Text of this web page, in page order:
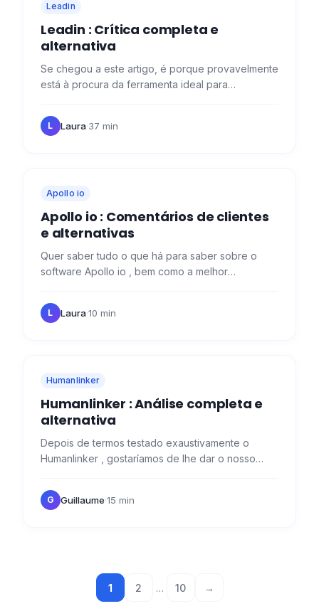
Leadin
Leadin : Crítica completa e
alternativa
Se chegou a este artigo, é porque provavelmente
está à procura da ferramenta ideal para
e-mail (ou ambas!). Esta…
L Laura·37 min
Apollo io
Apollo io : Comentários de clientes
e alternativas
Quer saber tudo o que há para saber sobre o
software Apollo io , bem como a melhor
o que é ? A nossa…
L Laura·10 min
Humanlinker
Humanlinker : Análise completa e
alternativa
Depois de termos testado exaustivamente o
Humanlinker , gostaríamos de lhe dar o nosso
vantagens e limitações.…
G Guillaume·15 min
1 2 … 10 →